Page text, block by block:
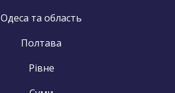
Одеса та область
Полтава
Рівне